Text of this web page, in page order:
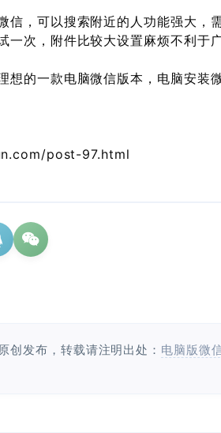
信，可以搜索附近的人功能强大
一次，附件比较大设置麻烦不利于广
想的一款电脑微信版本，电脑安装
post-97.html
创发布，转载请注明出处： 电脑版微